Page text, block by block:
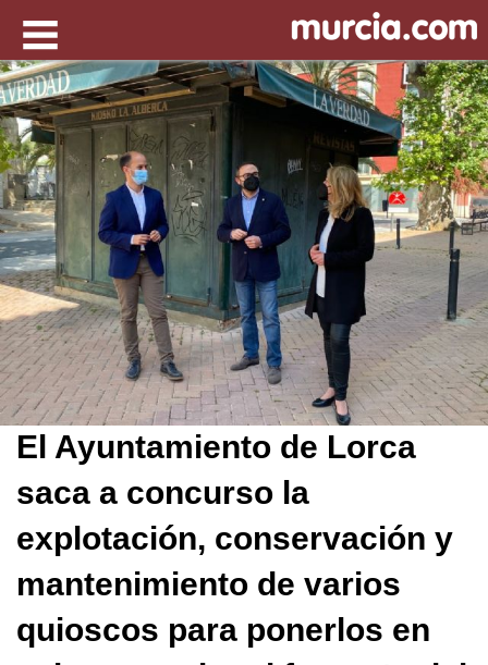
El Ayuntamiento de Lorca
saca a concurso la
explotación, conservación y
mantenimiento de varios
quioscos para ponerlos en